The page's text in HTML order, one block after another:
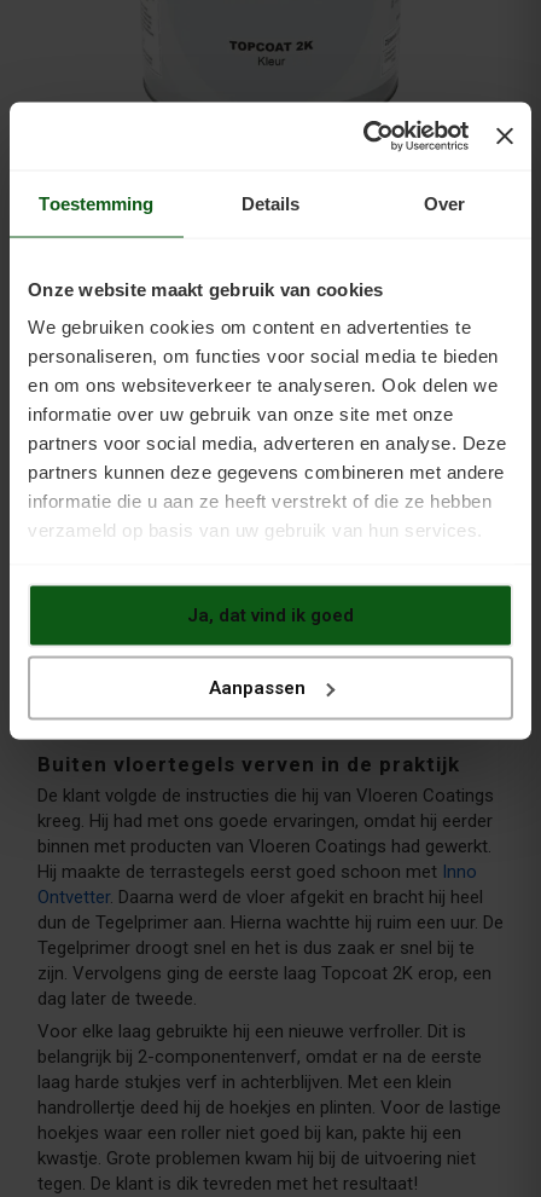
Toestemming Details Over
Onze website maakt gebruik van cookies
We gebruiken cookies om content en advertenties te
personaliseren, om functies voor social media te bieden
en om ons websiteverkeer te analyseren. Ook delen we
informatie over uw gebruik van onze site met onze
partners voor social media, adverteren en analyse. Deze
partners kunnen deze gegevens combineren met andere
informatie die u aan ze heeft verstrekt of die ze hebben
verzameld op basis van uw gebruik van hun services.
Ja, dat vind ik goed
Aanpassen
: 2-componenten vloercoating
over op deze verf vanwege de matte uitstraling. Deze
coating is zeer geschikt voor vloeren met vloerverwarming
buiten. Maakt het oppervlak vloeistofdicht, stofvrij, is
licht, dampdoorlatend en warmtebestendig.
De klant koos voor deze tegels de kleur RAL 9010 (zuiver
wit). Topcoat 2K Kleur is, zoals al onze dekkende verf,
leverbaar in alle RAL- en NCS-kleuren.
Buiten vloertegels verven in de praktijk
De klant volgde de instructies die hij van Vloeren Coatings
kreeg. Hij had met ons goede ervaringen, omdat hij eerder
binnen met producten van Vloeren Coatings had gewerkt.
Hij maakte de terrastegels eerst goed schoon met Inno
Ontvetter. Daarna werd de vloer afgekit en bracht hij heel
dun de Tegelprimer aan. Hierna wachtte hij ruim een uur. De
Tegelprimer droogt snel en het is dus zaak er snel bij te
zijn. Vervolgens ging de eerste laag Topcoat 2K erop, een
dag later de tweede.
Voor elke laag gebruikte hij een nieuwe verfroller. Dit is
belangrijk bij 2-componentenverf, omdat er na de eerste
laag harde stukjes verf in achterblijven. Met een klein
handrollertje deed hij de hoekjes en plinten. Voor de lastige
hoekjes waar een roller niet goed bij kan, pakte hij een
kwastje. Grote problemen kwam hij bij de uitvoering niet
tegen. De klant is dik tevreden met het resultaat!